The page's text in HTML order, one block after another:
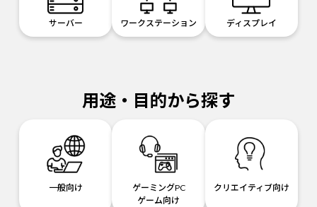
サーバー ワークステーション ディスプレイ
用途・目的から探す
一般向け
ゲーミングPC
ゲーム向け
クリエイティブ向け